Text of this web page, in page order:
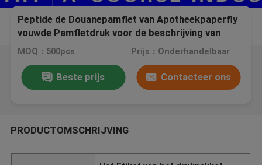
Peptide de Douanepamflet van Apotheekpaperfly
vouwde Pamfletdruk voor de beschrijving van
Testosteroncypionate 250mg
MOQ：500pcs Prijs：Onderhandelbaar
Beste prijs Contacteer ons
PRODUCTOMSCHRIJVING